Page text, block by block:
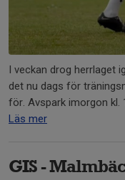
I veckan drog herrlaget
det nu dags för
för. Avspark imorgon kl.
Läs mer
GIS -